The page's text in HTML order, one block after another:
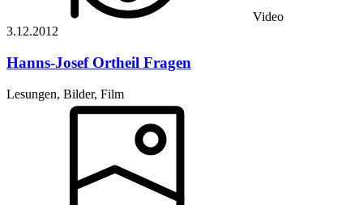
Video
3.12.2012
Hanns-Josef Ortheil Fragen
Lesungen, Bilder, Film